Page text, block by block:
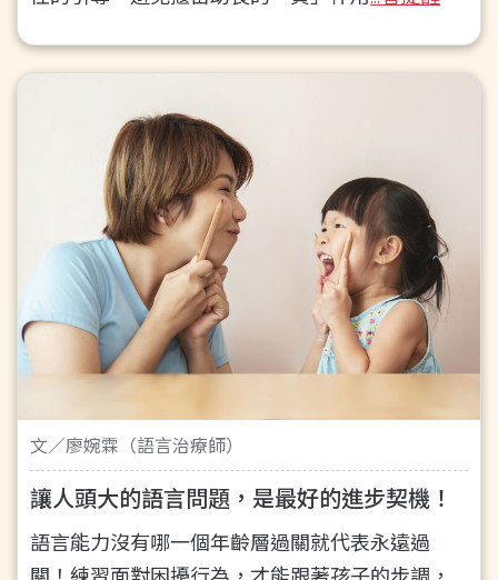
文／廖婉霖（語言治療師）
讓人頭大的語言問題，是最好的進步契機！
語言能力沒有哪一個年齡層過關就代表永遠過